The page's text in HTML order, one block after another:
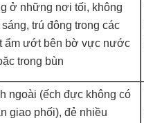
ở những nơi tối, không
trú đông trong các
ẩm ướt bên bờ vực nước
trong bùn
ngoài (ếch đực không có
giao phối), đẻ nhiều